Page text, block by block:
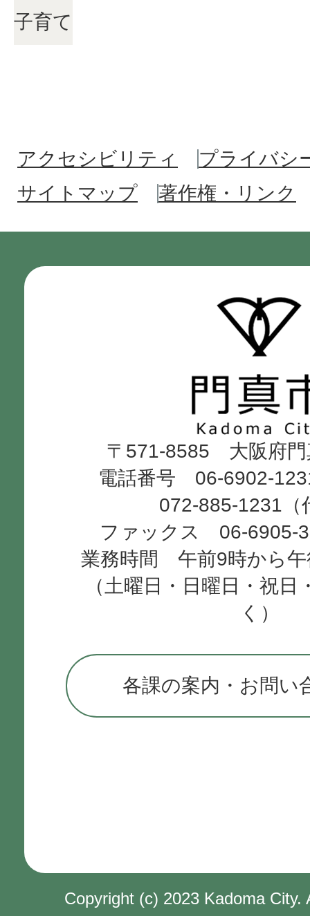
子育て
アクセシビリティ
プライバシ
サイトマップ
著作権・リンク
市
Kadoma
City
〒571-8585 大阪府門
電話番号 06-6902-
072-885-1231（
ファックス 06-6905-
業務時間 午前9時から午
（土曜日・日曜日・祝日
く）
各課の案内・お問い
Copyright (c) 2023 Kadoma City.